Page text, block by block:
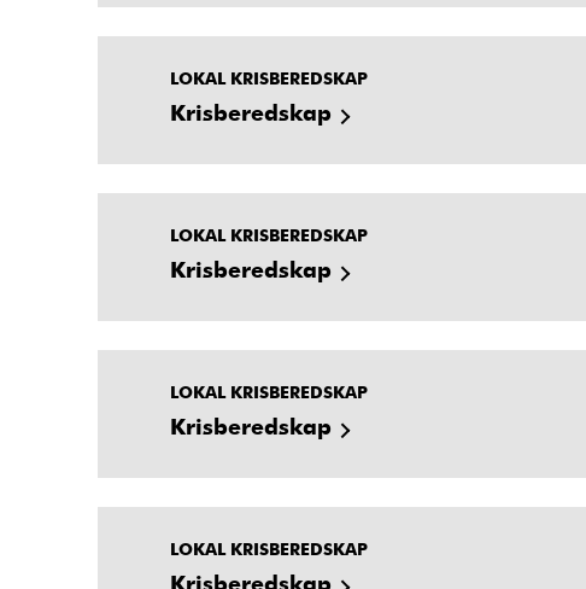
LOKAL KRISBEREDSKAP
Krisberedskap
LOKAL KRISBEREDSKAP
Krisberedskap
LOKAL KRISBEREDSKAP
Krisberedskap
LOKAL KRISBEREDSKAP
Krisberedskap